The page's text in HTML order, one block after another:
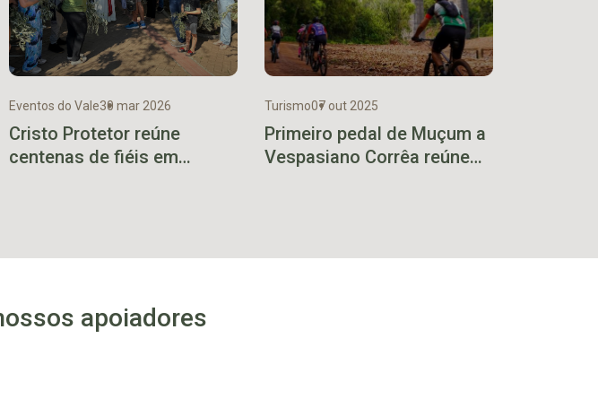
Eventos do Vale30 mar 2026
Cristo Protetor reúne
centenas de fiéis em
Turismo07 out 2025
Primeiro pedal de Muçum a
Vespasiano Corrêa reúne
apoiadores